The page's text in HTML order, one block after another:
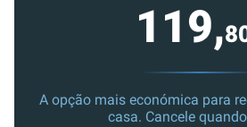
119,
A opção mais económica para
casa. Cancele